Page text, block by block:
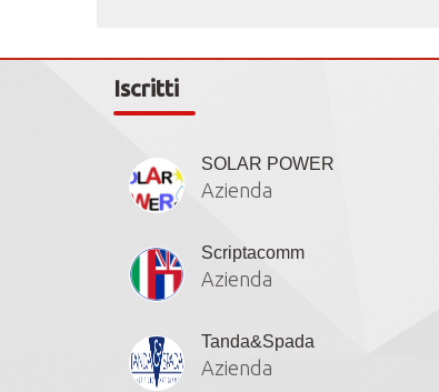
Iscritti
SOLAR POWER
Azienda
Scriptacomm
Azienda
Tanda&Spada
Azienda